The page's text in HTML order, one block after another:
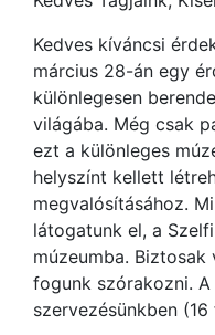
Kedves kíváncsi
március 28-án egy
különlegesen
világába. Még csak
ezt a különleges
helyszínt kellett
megvalósításához.
látogatunk el, a
múzeumba.
fogunk szórakozni.
szervezésünkben